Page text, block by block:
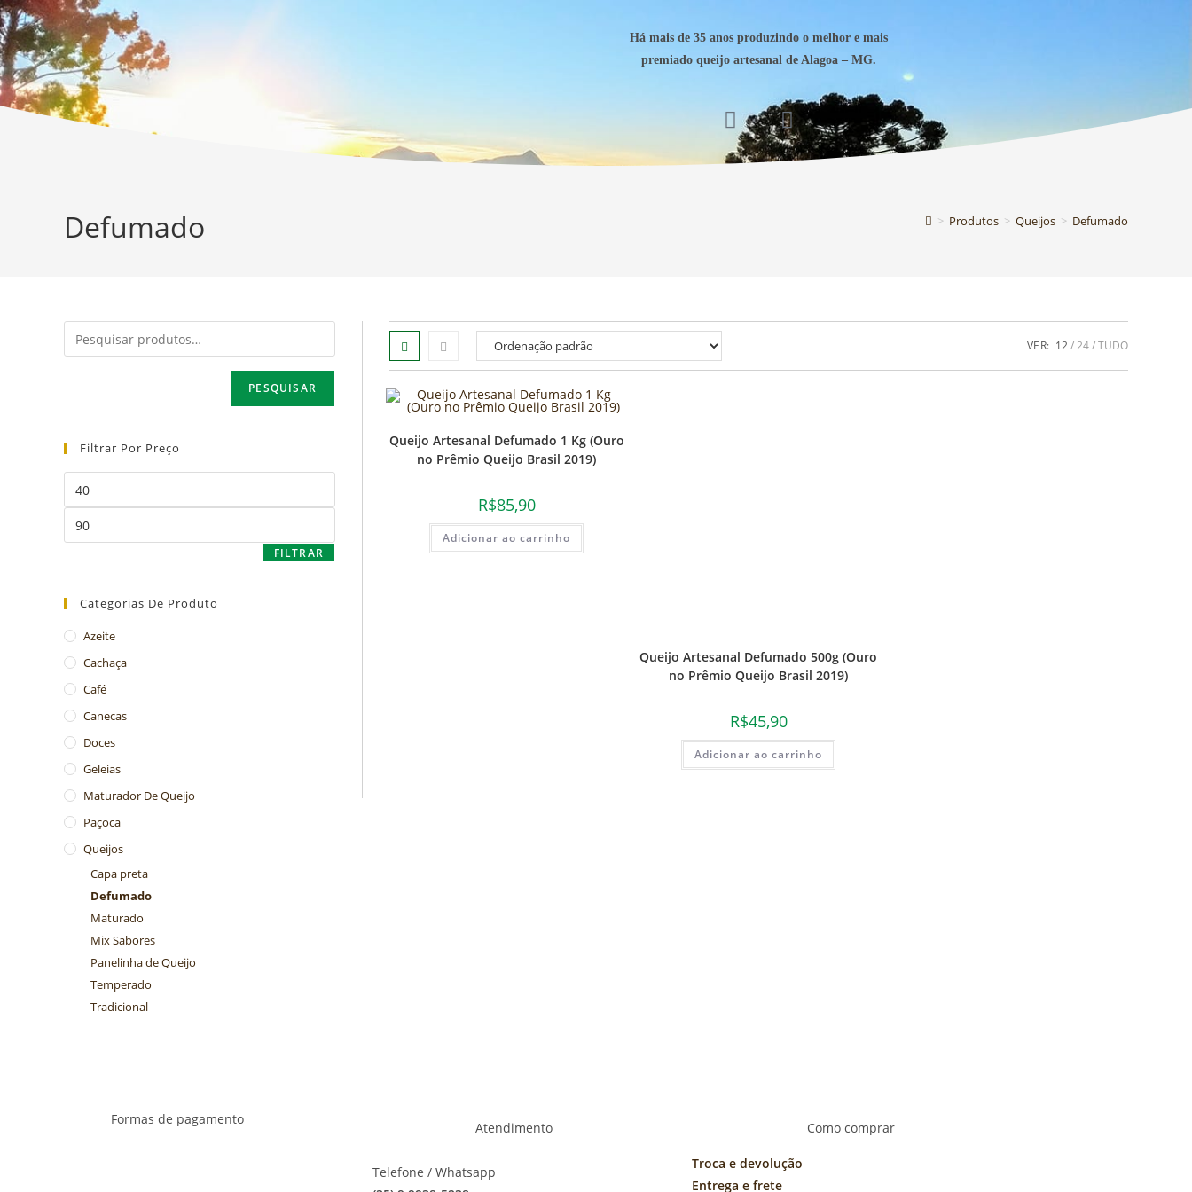
Há mais de 35 anos produzindo o melhor e mais
premiado queijo artesanal de Alagoa – MG.
Defumado > Produtos > Queijos > Defumado
VER: 12 24 TUDO
Queijo Artesanal Defumado 1 Kg (Ouro
no Prêmio Queijo Brasil 2019)
R$85,90
Adicionar ao carrinho
Queijo Artesanal Defumado 500g (Ouro
no Prêmio Queijo Brasil 2019)
R$45,90
Adicionar ao carrinho
PESQUISAR
Filtrar Por Preço
FILTRAR
Categorias De Produto
Azeite
Cachaça
Café
Canecas
Doces
Geleias
Maturador De Queijo
Paçoca
Queijos
Capa preta
Defumado
Maturado
Mix Sabores
Panelinha de Queijo
Temperado
Tradicional
Formas de pagamento
Atendimento
Telefone / Whatsapp
Como comprar
Troca e devolução
Entrega e frete